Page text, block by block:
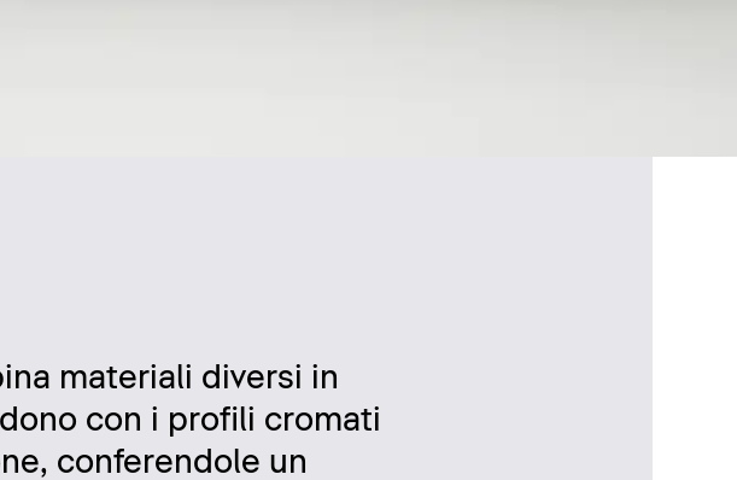
materiali diversi in
con i profili cromati
conferendole un